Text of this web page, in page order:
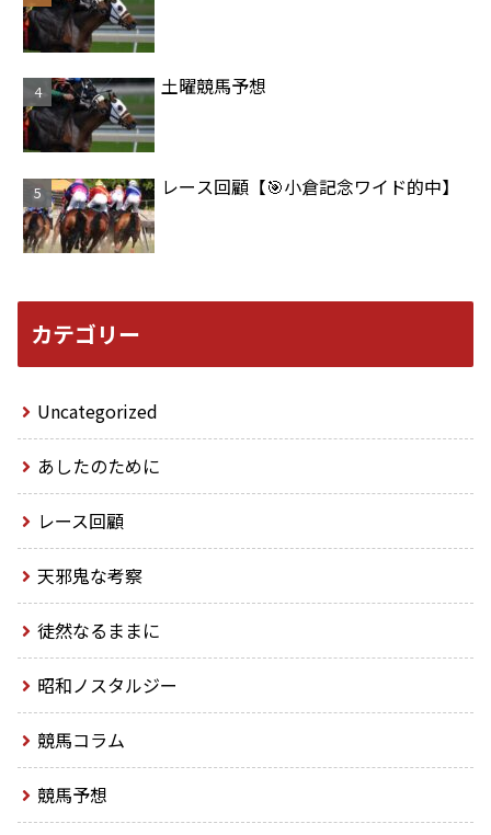
土曜競馬予想
レース回顧【🎯小倉記念ワイド的中】
カテゴリー
Uncategorized
あしたのために
レース回顧
天邪鬼な考察
徒然なるままに
昭和ノスタルジー
競馬コラム
競馬予想